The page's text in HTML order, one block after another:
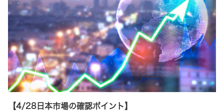
【4/28日本市場の確認ポイント】